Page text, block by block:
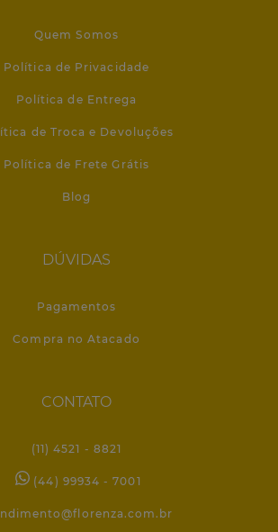
Quem Somos
Política de Privacidade
Política de Entrega
de Troca e Devoluções
Política de Frete Grátis
Blog
DÚVIDAS
Pagamentos
Compra no Atacado
CONTATO
(11) 4521 - 8821
(44) 99934 - 7001